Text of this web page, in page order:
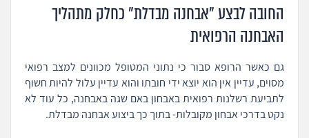
החובה לבצע "אבחנה מבדלת" כחלק מתהליך
האבחנה הרפואית
גם כאשר הרופא סבור כי נתוני המטופל מכוונים למצב רפואי
מסוים, עדיין אין הוא יוצא ידי חובתו והוא עדיין עלול להיות חשוף
לתביעת רשלנות רפואית באבחון באם שגה באבחנה, כל עוד לא
נקט בדרכי אבחון מקובלות- בתוך כך ביצוע אבחנה מבדלת.